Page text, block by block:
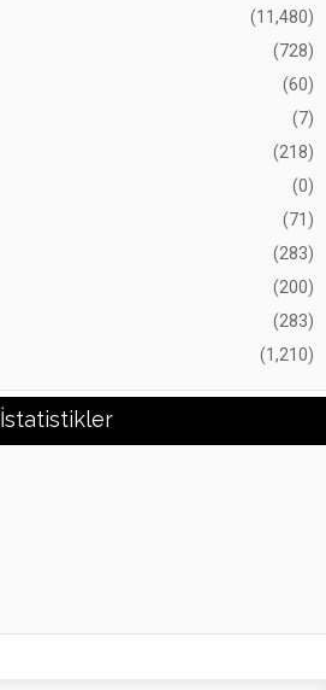
(11,480)
(728)
(60)
(7)
(218)
(0)
(71)
(283)
(200)
(283)
(1,210)
İstatistikler